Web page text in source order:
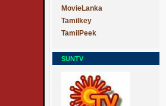
MovieLanka
Tamilkey
TamilPeek
SUNTV